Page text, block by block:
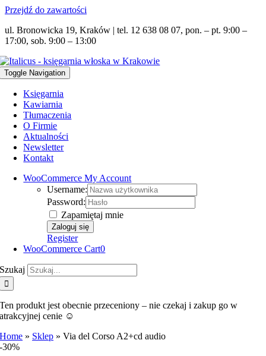
Przejdź do zawartości
ul. Bronowicka 19, Kraków | tel. 12 638 08 07, pon. – pt. 9:00 –
17:00, sob. 9:00 – 13:00
Toggle Navigation
Księgarnia
Kawiarnia
Tłumaczenia
O Firmie
Aktualności
Newsletter
Kontakt
WooCommerce My Account
Username:
Password:
Zapamiętaj mnie
Register
WooCommerce Cart0
Szukaj
Ten produkt jest obecnie przeceniony – nie czekaj i zakup go w
atrakcyjnej cenie ☺️
Home » Sklep »Via del Corso A2+cd audio
-30%